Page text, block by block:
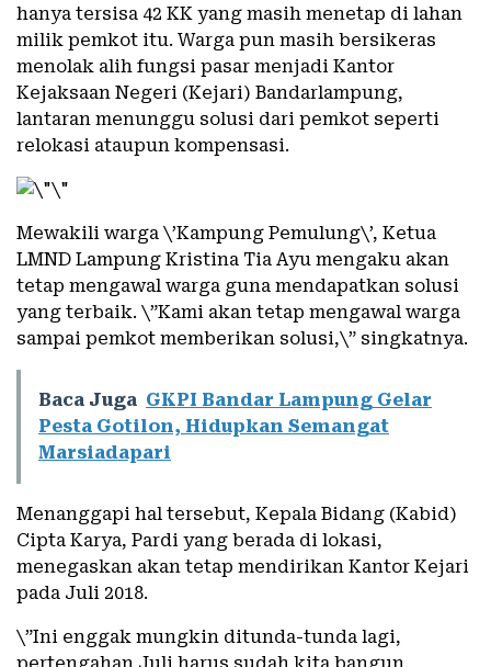
hanya tersisa 42 KK yang masih menetap di lahan
milik pemkot itu. Warga pun masih bersikeras
menolak alih fungsi pasar menjadi Kantor
Kejaksaan Negeri (Kejari) Bandarlampung,
lantaran menunggu solusi dari pemkot seperti
relokasi ataupun kompensasi.
Mewakili warga \’Kampung Pemulung\’, Ketua
LMND Lampung Kristina Tia Ayu mengaku akan
tetap mengawal warga guna mendapatkan solusi
yang terbaik. \”Kami akan tetap mengawal warga
sampai pemkot memberikan solusi,\” singkatnya.
Baca Juga GKPI Bandar Lampung Gelar
Pesta Gotilon, Hidupkan Semangat
Marsiadapari
Menanggapi hal tersebut, Kepala Bidang (Kabid)
Cipta Karya, Pardi yang berada di lokasi,
menegaskan akan tetap mendirikan Kantor Kejari
pada Juli 2018.
\”Ini enggak mungkin ditunda-tunda lagi,